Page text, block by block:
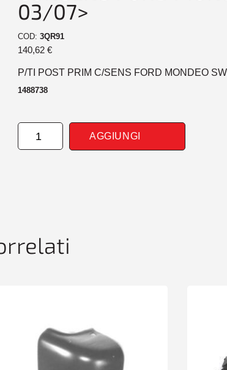
03/07>
COD: 3QR91
140,62 €
P/TI POST PRIM C/SENS FORD MONDEO
1488738
PARAURTI
POSTERIORE
AGGIUNGI